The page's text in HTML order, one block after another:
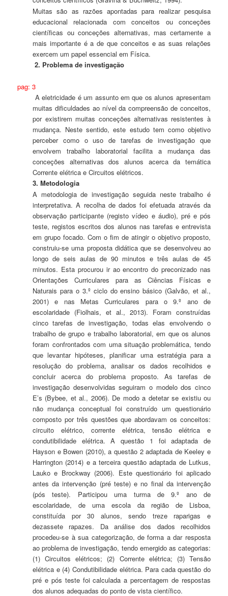
Muitas são as razões apontadas para realizar pesquisa
educacional relacionada com conceitos ou conceções
científicas ou conceções alternativas, mas certamente a
mais importante é a de que conceitos e as suas relações
exercem um papel essencial em Física.
2. Problema de investigação
pag: 3
A eletricidade é um assunto em que os alunos apresentam
muitas dificuldades ao nível da compreensão de conceitos,
por existirem muitas conceções alternativas resistentes à
mudança. Neste sentido, este estudo tem como objetivo
perceber como o uso de tarefas de investigação que
envolvem trabalho laboratorial facilita a mudança das
conceções alternativas dos alunos acerca da temática
Corrente elétrica e Circuitos elétricos.
3. Metodologia
A metodologia de investigação seguida neste trabalho é
interpretativa. A recolha de dados foi efetuada através da
observação participante (registo vídeo e áudio), pré e pós
teste, registos escritos dos alunos nas tarefas e entrevista
em grupo focado. Com o fim de atingir o objetivo proposto,
construiu-se uma proposta didática que se desenvolveu ao
longo de seis aulas de 90 minutos e três aulas de 45
minutos. Esta procurou ir ao encontro do preconizado nas
Orientações Curriculares para as Ciências Físicas e
Naturais para o 3.º ciclo do ensino básico (Galvão, et al.,
2001) e nas Metas Curriculares para o 9.º ano de
escolaridade (Fiolhais, et al., 2013). Foram construídas
cinco tarefas de investigação, todas elas envolvendo o
trabalho de grupo e trabalho laboratorial, em que os alunos
foram confrontados com uma situação problemática, tendo
que levantar hipóteses, planificar uma estratégia para a
resolução do problema, analisar os dados recolhidos e
concluir acerca do problema proposto. As tarefas de
investigação desenvolvidas seguiram o modelo dos cinco
E’s (Bybee, et al., 2006). De modo a detetar se existiu ou
não mudança conceptual foi construído um questionário
composto por três questões que abordavam os conceitos:
circuito elétrico, corrente elétrica, tensão elétrica e
condutibilidade elétrica. A questão 1 foi adaptada de
Hayson e Bowen (2010), a questão 2 adaptada de Keeley e
Harrington (2014) e a terceira questão adaptada de Lutkus,
Lauko e Brockway (2006). Este questionário foi aplicado
antes da intervenção (pré teste) e no final da intervenção
(pós teste). Participou uma turma de 9.º ano de
escolaridade, de uma escola da região de Lisboa,
constituída por 30 alunos, sendo treze raparigas e
dezassete rapazes. Da análise dos dados recolhidos
procedeu-se à sua categorização, de forma a dar resposta
ao problema de investigação, tendo emergido as categorias:
(1) Circuitos elétricos; (2) Corrente elétrica; (3) Tensão
elétrica e (4) Condutibilidade elétrica. Para cada questão do
pré e pós teste foi calculada a percentagem de respostas
dos alunos adequadas do ponto de vista científico.